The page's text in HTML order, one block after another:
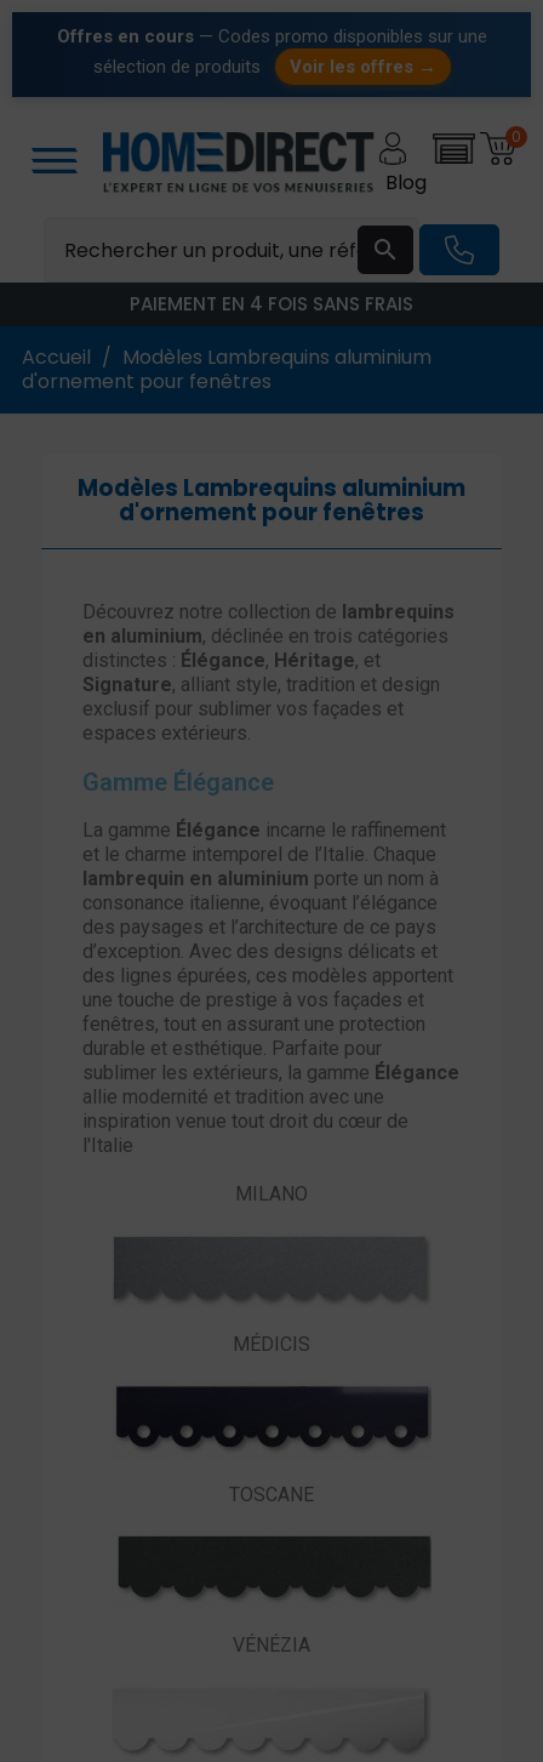
Offres en cours — Codes promo disponibles sur une
sélection de produits
Voir les offres →

0
Blog
PAIEMENT EN 4 FOIS SANS FRAIS
Accueil
Modèles Lambrequins aluminium
d'ornement pour fenêtres
Modèles Lambrequins aluminium
d'ornement pour fenêtres
Découvrez notre collection de lambrequins
en aluminium, déclinée en trois catégories
distinctes : Élégance, Héritage, et
Signature, alliant style, tradition et design
exclusif pour sublimer vos façades et
espaces extérieurs.
Gamme Élégance
La gamme Élégance incarne le raffinement
et le charme intemporel de l’Italie. Chaque
lambrequin en aluminium porte un nom à
consonance italienne, évoquant l’élégance
des paysages et l’architecture de ce pays
d’exception. Avec des designs délicats et
des lignes épurées, ces modèles apportent
une touche de prestige à vos façades et
fenêtres, tout en assurant une protection
durable et esthétique. Parfaite pour
sublimer les extérieurs, la gamme Élégance
allie modernité et tradition avec une
inspiration venue tout droit du cœur de
l'Italie
MILANO
MÉDICIS
TOSCANE
VÉNÉZIA